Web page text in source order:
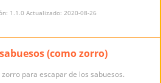
1.1.0 Actualizado: 2020-08-26
(como zorro)
para escapar de los sabuesos.